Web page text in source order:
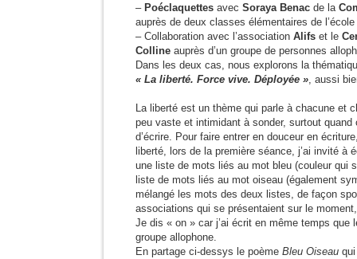
– Poéclaquettes avec Soraya Benac de la
auprès de deux classes élémentaires de
– Collaboration avec l’association Alifs et le
Colline auprès d’un groupe de personnes
Dans les deux cas, nous explorons la
« La liberté. Force vive. Déployée », aussi
La liberté est un thème qui parle à chacune et
peu vaste et intimidant à sonder, surtout quand
d’écrire. Pour faire entrer en douceur en
liberté, lors de la première séance, j’ai invité à
une liste de mots liés au mot bleu (couleur qui
liste de mots liés au mot oiseau (également
mélangé les mots des deux listes, de façon
associations qui se présentaient sur le
Je dis « on » car j’ai écrit en même temps que
groupe allophone.
En partage ci-dessys le poème Bleu Oiseau